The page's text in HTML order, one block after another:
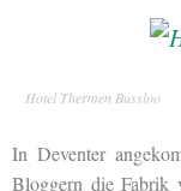
Hotel Thermen Bussloo
In Deventer
Bloggern die Fabrik